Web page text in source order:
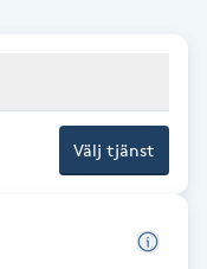
Välj tjänst